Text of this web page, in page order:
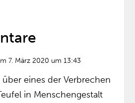
7. März 2020 um 13:43
eines der Verbrechen
in Menschengestalt